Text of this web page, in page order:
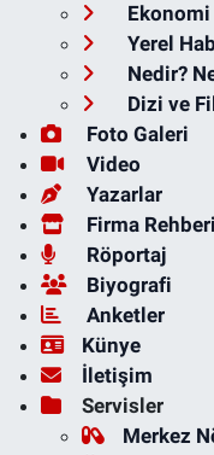
Ekonomi
Yerel
Nedir?
Dizi ve
Foto Galeri
Video
Yazarlar
Firma Rehberi
Röportaj
Biyografi
Anketler
Künye
İletişim
Servisler
Merkez